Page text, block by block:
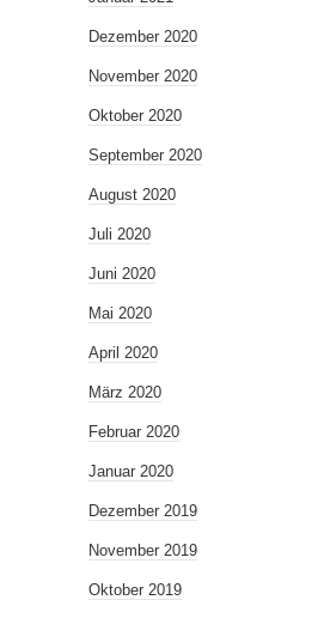
Dezember 2020
November 2020
Oktober 2020
September 2020
August 2020
Juli 2020
Juni 2020
Mai 2020
April 2020
März 2020
Februar 2020
Januar 2020
Dezember 2019
November 2019
Oktober 2019